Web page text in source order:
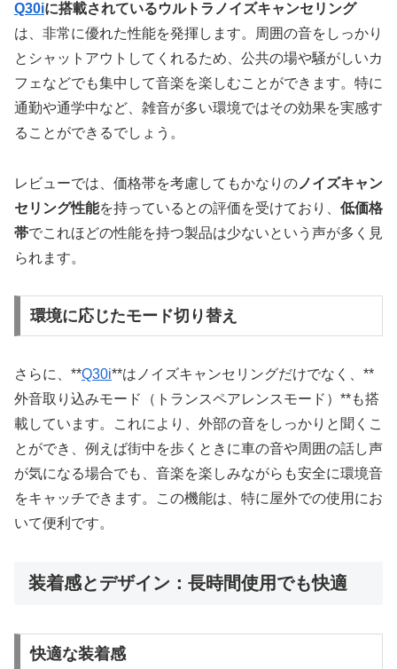
Q30iに搭載されているウルトラノイズキャンセリング
は、非常に優れた性能を発揮します。周囲の音をしっかり
とシャットアウトしてくれるため、公共の場や騒がしいカ
フェなどでも集中して音楽を楽しむことができます。特に
通勤や通学中など、雑音が多い環境ではその効果を実感す
ることができるでしょう。
レビューでは、価格帯を考慮してもかなりの ノイズキャン
セリング性能を持っているとの評価を受けており、 低価格
帯でこれほどの性能を持つ製品は少ないという声が多く見
られます。
環境に応じたモード切り替え
さらに、**Q30i**はノイズキャンセリングだけでなく、**
外音取り込みモード（トランスペアレンスモード）**も搭
載しています。これにより、外部の音をしっかりと聞くこ
とができ、例えば街中を歩くときに車の音や周囲の話し声
が気になる場合でも、音楽を楽しみながらも安全に環境音
をキャッチできます。この機能は、特に屋外での使用にお
いて便利です。
装着感とデザイン：長時間使用でも快適
快適な装着感